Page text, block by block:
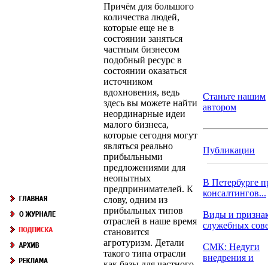
Причём для большого
количества людей,
которые еще не в
состоянии заняться
частным бизнесом
подобный ресурс в
состоянии оказаться
источником
вдохновения, ведь
здесь вы можете найти
неординарные идеи
малого бизнеса,
которые сегодня могут
являться реально
прибыльными
предложениями для
неопытных
предпринимателей. К
слову, одним из
прибыльных типов
отраслей в наше время
становится
агротуризм. Детали
такого типа отрасли
Станьте нашим
автором
Публикации
В Петербурге
консалтингов...
Виды и
служебных
СМК: Недуги
внедрения и